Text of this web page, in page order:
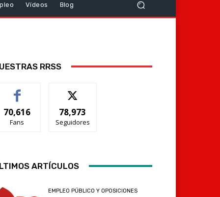
Vídeos Blog
RRSS
70,616
Fans
78,973
Seguidores
ARTÍCULOS
EMPLEO PÚBLICO Y OPOSICIONES